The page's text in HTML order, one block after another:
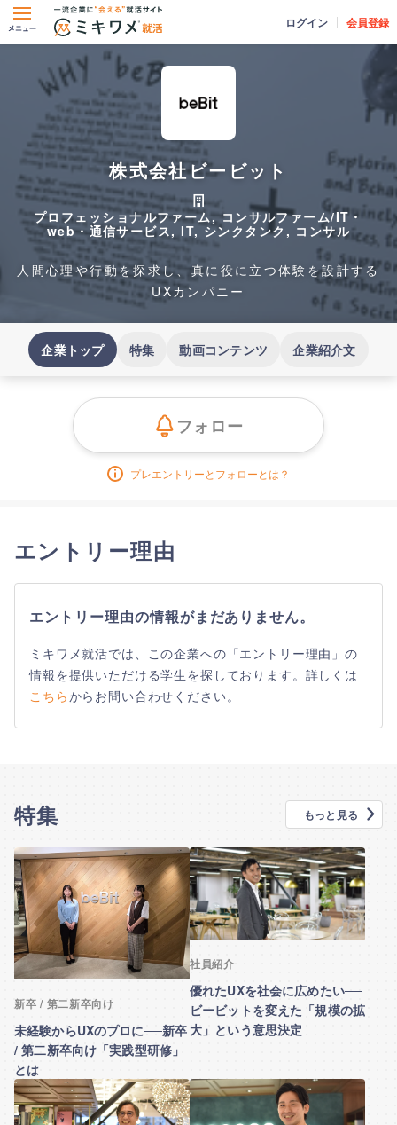
ログイン 会員登録
株式会社ビービット
プロフェッショナルファーム, コンサルファーム/IT・
web・通信サービス, IT, シンクタンク, コンサル
人間心理や行動を探求し、真に役に立つ体験を設計する
UXカンパニー
企業トップ 特集 動画コンテンツ 企業紹介文
フォロー
プレエントリーとフォローとは？
エントリー理由
エントリー理由の情報がまだありません。
ミキワメ就活では、この企業への「エントリー理由」の
情報を提供いただける学生を探しております。詳しくは
こちらからお問い合わせください。
特集 もっと見る
新卒 / 第二新卒向け
未経験からUXのプロに──新卒
/ 第二新卒向け「実践型研修」
とは
社員紹介
優れたUXを社会に広めたい──
ビービットを変えた「規模の拡
大」という意思決定